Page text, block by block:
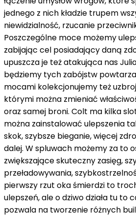
jednego z nich kładzie trupem
niewidzialność, rzucanie
Poszczególne moce możemy
zabijając cel posiadający daną
upuszcza je też atakująca nas
będziemy tych zabójstw
mocami kolekcjonujemy też
którymi można zmieniać
oraz samej broni. Colt ma kilka
można zainstalować ulepszenia
skok, szybsze bieganie, więcej
dalej. W spluwach możemy za to
zwiększające skuteczny zasięg,
przeładowywania,
pierwszy rzut oka śmierdzi to
ulepszeń, ale o dziwo działa tu to
pozwala na tworzenie różnych